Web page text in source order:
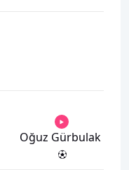
Oğuz Gürbulak